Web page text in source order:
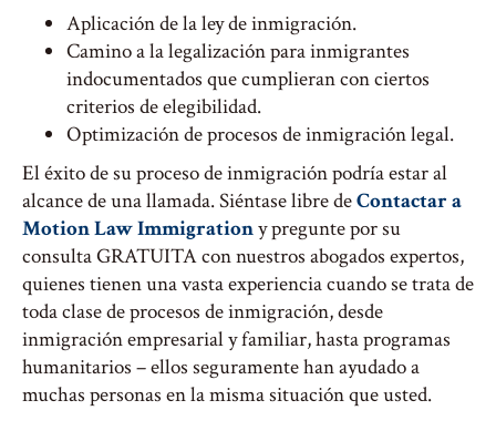
Aplicación de la ley de inmigración.
Camino a la legalización para inmigrantes
indocumentados que cumplieran con ciertos
criterios de elegibilidad.
Optimización de procesos de inmigración legal.
El éxito de su proceso de inmigración podría estar al
alcance de una llamada. Siéntase libre deContactar a
Motion Law Immigrationy pregunte por su
consulta GRATUITA con nuestros abogados expertos,
quienes tienen una vasta experiencia cuando se trata de
toda clase de procesos de inmigración, desde
inmigración empresarial y familiar, hasta programas
humanitarios – ellos seguramente han ayudado a
muchas personas en la misma situación que usted.